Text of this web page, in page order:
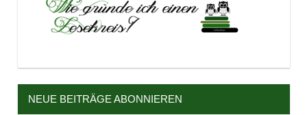
NEUE BEITRÄGE ABONNIEREN